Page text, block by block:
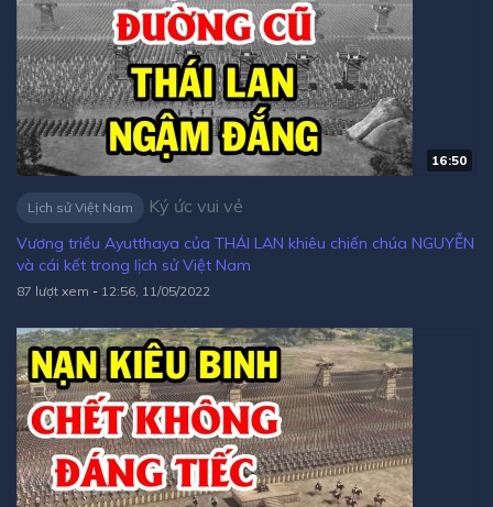
16:50
Lịch sử Việt Nam Ký ức vui vẻ
Vương triều Ayutthaya của THÁI LAN khiêu chiến chúa NGUYỄN
và cái kết trong lịch sử Việt Nam
87 lượt xem - 12:56, 11/05/2022